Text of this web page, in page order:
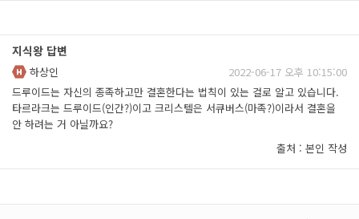
지식왕 답변
하상인
2022-06-17 오후 10:15:00
드루이드는 자신의 종족하고만 결혼한다는 법칙이 있는 걸로 알고 있습니다.
타르라크는 드루이드(인간?)이고 크리스텔은 서큐버스(마족?)이라서 결혼을
안 하려는 거 아닐까요?
출처 : 본인 작성